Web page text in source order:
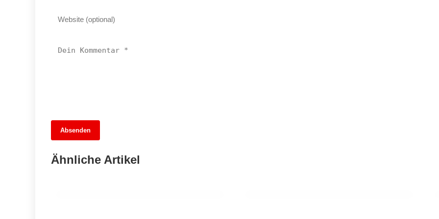
Absenden
Ähnliche Artikel
MuseumsMeileMitte: Berlins neues
kulturelles Herz schlägt am